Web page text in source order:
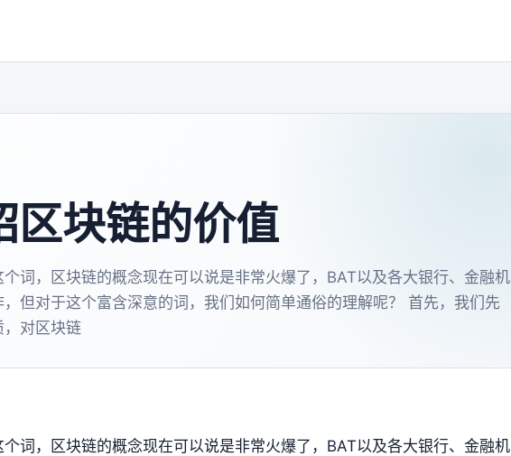
区块链的价值
词，区块链的概念现在可以说是非常火爆了，BAT以及各大银行、金融机
但对于这个富含深意的词，我们如何简单通俗的理解呢？ 首先，我们先
，对区块链
词，区块链的概念现在可以说是非常火爆了，BAT以及各大银行、金融机